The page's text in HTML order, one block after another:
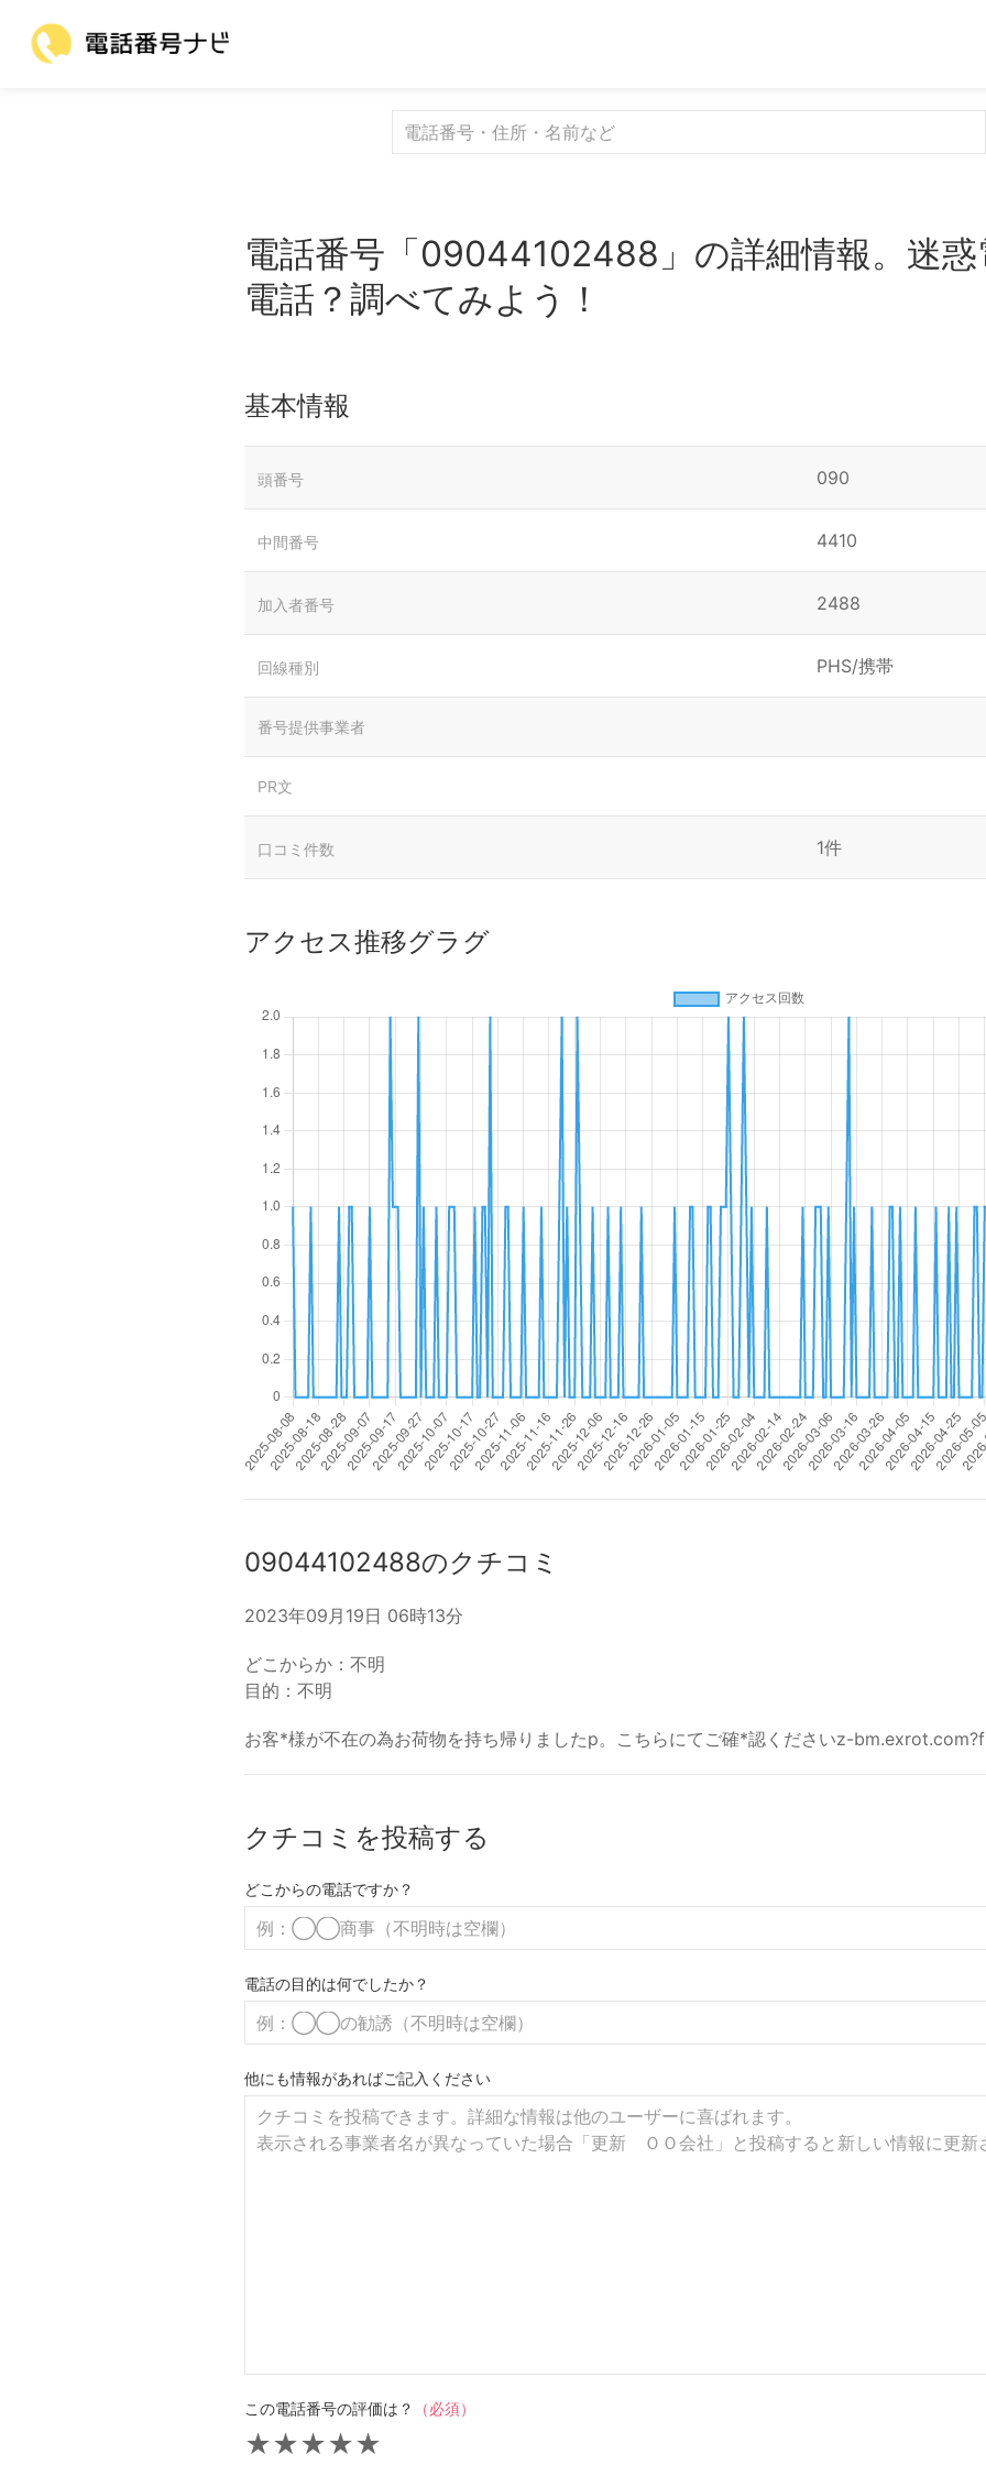
電話番号「09044102488」の詳細情報。迷
電話？調べてみよう！
基本情報
頭番号 090
中間番号 4410
加入者番号 2488
回線種別 PHS/携帯
番号提供事業者
PR文
口コミ件数 1件
アクセス推移グラグ
09044102488のクチコミ
2023年09月19日 06時13分
どこからか：不明
目的：不明
お客*様が不在の為お荷物を持ち帰りましたp。こちらにてご確*認くださいz-
クチコミを投稿する
どこからの電話ですか？
電話の目的は何でしたか？
他にも情報があればご記入ください
この電話番号の評価は？ （必須）
★
★
★
★
★